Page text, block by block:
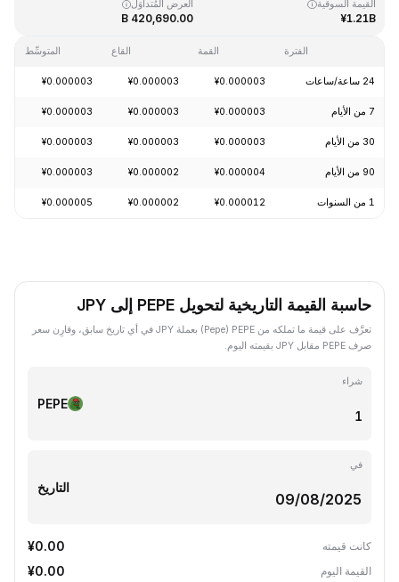
القيمة السوقية
¥1.21B
العرض المُتداوَل
420,690.00 B
الفترة القمة القاع المتوسِّط
24 ساعة/ساعات ¥0.000003
¥0.000003
¥0.000003
7 من الأيام ¥0.000003
¥0.000003
¥0.000003
30 من الأيام ¥0.000003
¥0.000003
¥0.000003
90 من الأيام ¥0.000004
¥0.000002
¥0.000003
1 من السنوات ¥0.000012
¥0.000002
¥0.000005
حاسبة القيمة التاريخية لتحويل PEPE إلى JPY
تعرَّف على قيمة ما تملكه من PEPE ‏(Pepe) بعملة JPY في أي تاريخ سابق، وقارِن سعر
صرف PEPE مقابل JPY بقيمته اليوم.
شراء
PEPE
في
التاريخ
كانت قيمته ¥0.00
القيمة اليوم ¥0.00